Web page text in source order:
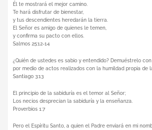
Él te mostrará el mejor camino.
Te hará disfrutar de bienestar,
y tus descendientes heredarán la tierra.
El Señor es amigo de quienes le temen,
y confirma su pacto con ellos.
Salmos 25:12-14
¿Quién de ustedes es sabio y entendido? Demuéstrelo
por medio de actos realizados con la humildad propia de
Santiago 3:13
El principio de la sabiduría es el temor al Señor;
Los necios desprecian la sabiduría y la enseñanza.
Proverbios 1:7
Pero el Espíritu Santo, a quien el Padre enviará en mi